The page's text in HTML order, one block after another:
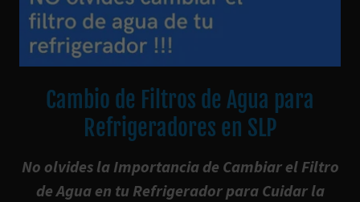
Cambio de Filtros de Agua para
Refrigeradores en SLP
No olvides la Importancia de Cambiar el Filtro
de Agua en tu Refrigerador para Cuidar la